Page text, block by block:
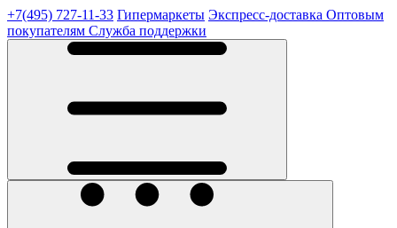
+7(495) 727-11-33 Гипермаркеты Экспресс-доставка Оптовым
покупателям Служба поддержки